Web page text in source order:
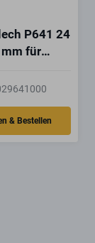
P641 24
für